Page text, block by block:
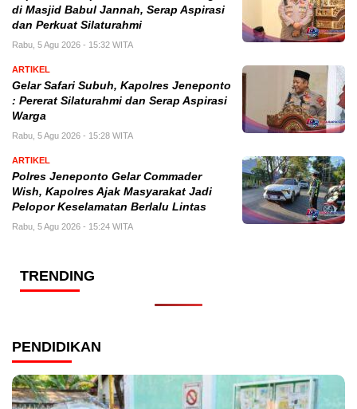
di Masjid Babul Jannah, Serap Aspirasi
dan Perkuat Silaturahmi
Rabu, 5 Agu 2026 - 15:32 WITA
ARTIKEL
Gelar Safari Subuh, Kapolres Jeneponto
: Pererat Silaturahmi dan Serap Aspirasi
Warga
Rabu, 5 Agu 2026 - 15:28 WITA
ARTIKEL
Polres Jeneponto Gelar Commader
Wish, Kapolres Ajak Masyarakat Jadi
Pelopor Keselamatan Berlalu Lintas
Rabu, 5 Agu 2026 - 15:24 WITA
TRENDING
PENDIDIKAN